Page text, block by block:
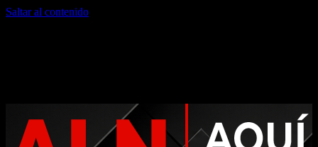
Saltar al contenido